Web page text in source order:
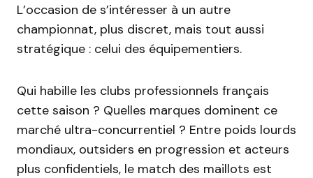
L’occasion de s’intéresser à un autre
championnat, plus discret, mais tout aussi
stratégique : celui des équipementiers.
Qui habille les clubs professionnels français
cette saison ? Quelles marques dominent ce
marché ultra-concurrentiel ? Entre poids lourds
mondiaux, outsiders en progression et acteurs
plus confidentiels, le match des maillots est